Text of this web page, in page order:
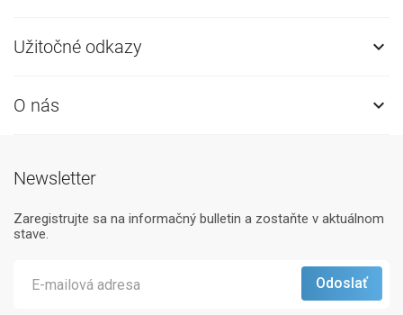
Užitočné odkazy 
O nás 
Newsletter
Zaregistrujte sa na informačný bulletin a zostaňte v aktuálnom
stave.